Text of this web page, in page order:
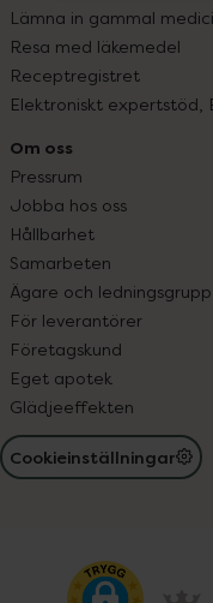
Lämna in gammal
Resa med läkemedel
Receptregistret
Elektroniskt expertstöd,
Om oss
Pressrum
Jobba hos oss
Hållbarhet
Samarbeten
Ägare och ledningsgrupp
För leverantörer
Företagskund
Eget apotek
Glädjeeffekten
Cookieinställningar